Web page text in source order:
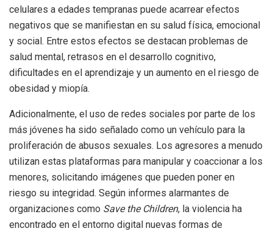
celulares a edades tempranas puede acarrear efectos
negativos que se manifiestan en su salud física, emocional
y social. Entre estos efectos se destacan problemas de
salud mental, retrasos en el desarrollo cognitivo,
dificultades en el aprendizaje y un aumento en el riesgo de
obesidad y miopía.
Adicionalmente, el uso de redes sociales por parte de los
más jóvenes ha sido señalado como un vehículo para la
proliferación de abusos sexuales. Los agresores a menudo
utilizan estas plataformas para manipular y coaccionar a los
menores, solicitando imágenes que pueden poner en
riesgo su integridad. Según informes alarmantes de
organizaciones como Save the Children, la violencia ha
encontrado en el entorno digital nuevas formas de